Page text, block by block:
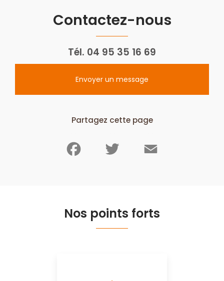
Contactez-nous
Tél. 04 95 35 16 69
Envoyer un message
Partagez cette page
Nos points forts